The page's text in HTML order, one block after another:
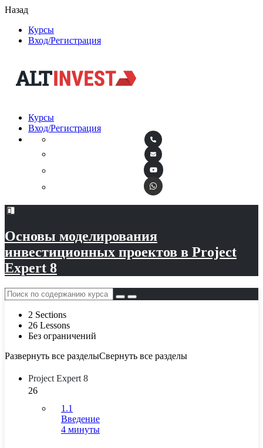
Назад
Курсы
Вход/Регистрация
Курсы
Вход/Регистрация
Основы моделирования
инвестиционных проектов в Project
Expert 8
2 Sections
26 Lessons
Без ограничений
Развернуть все разделыСвернуть все разделы
Project Expert 8
26
1.1
Введение
4 минуты